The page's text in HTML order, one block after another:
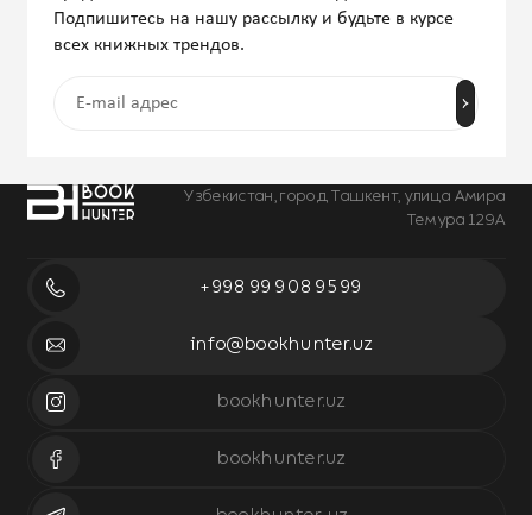
Узбекистан, город Ташкент, улица Амира
Темура 129А
+998 99 908 95 99
info@bookhunter.uz
bookhunter.uz
bookhunter.uz
Подпишитесь на нашу рассылку и будьте в курсе
всех книжных трендов.